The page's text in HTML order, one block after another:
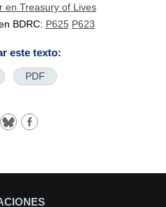
en Treasury of Lives
BDRC: P625 P623
este texto:
PDF